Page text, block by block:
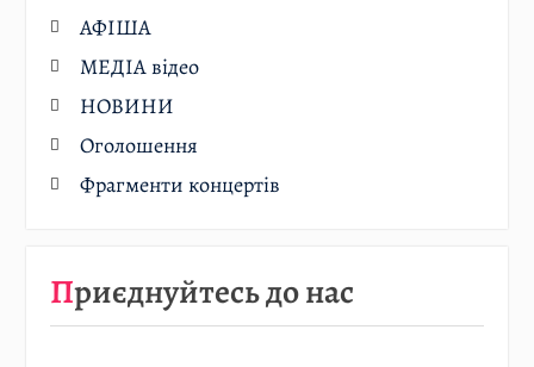
АФІША
МЕДІА відео
НОВИНИ
Оголошення
Фрагменти концертів
Приєднуйтесь до нас